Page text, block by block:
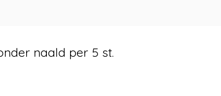
naald per 5 st.